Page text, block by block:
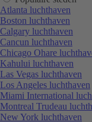
Atlanta luchthaven
Boston luchthaven
Calgary luchthaven
Cancun luchthaven
Chicago Ohare
Kahului luchthaven
Las Vegas luchthaven
Los Angeles luchthaven
Miami International
Montreal Trudeau
New York luchthaven